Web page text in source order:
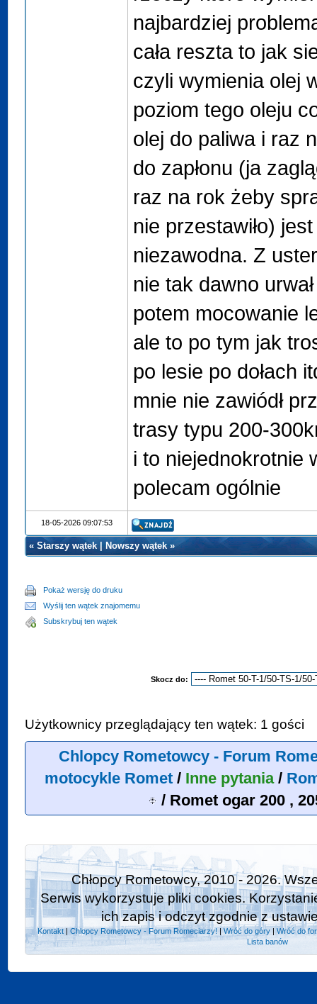
najbardziej
cała reszta to jak
czyli wymienia olej
poziom tego oleju
olej do paliwa i raz
do zapłonu (ja
raz na rok żeby
nie przestawiło)
niezawodna. Z
nie tak dawno
potem mocowanie
ale to po tym jak
po lesie po dołach
mnie nie zawiódł
trasy typu 200-
i to niejednokrotnie
polecam ogólnie
18-05-2026 09:07:53
«Starszy wątek Nowszy wątek»
Pokaż wersję do druku
Wyślij ten wątek znajomemu
Subskrybuj ten wątek
Skocz do:
Użytkownicy przeglądający ten wątek: 1 gości
Chlopcy Rometowcy - Forum
motocykle Romet/ Inne pytania/
/ Romet ogar 200 ,
Chłopcy Rometowcy, 2010 - 2026.
Serwis wykorzystuje pliki cookies.
ich zapis i odczyt zgodnie z
Kontakt| Chlopcy Rometowcy - Forum Romeciarzy! |Wróć do góry| Wróć do
Lista banów